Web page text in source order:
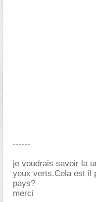
------
je voudrais savoir la
yeux verts.Cela est il
pays?
merci